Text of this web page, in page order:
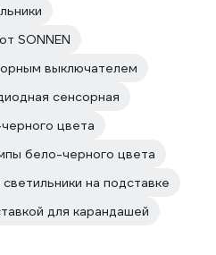
SONNEN
выключателем
сенсорная
цвета
бело-черного цвета
на подставке
для карандашей